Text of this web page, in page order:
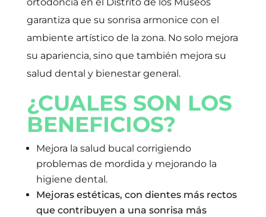
ortodoncia en el Distrito de los Museos
garantiza que su sonrisa armonice con el
ambiente artístico de la zona. No solo mejora
su apariencia, sino que también mejora su
salud dental y bienestar general.
¿CUALES SON LOS
BENEFICIOS?
Mejora la salud bucal corrigiendo
problemas de mordida y mejorando la
higiene dental.
Mejoras estéticas, con dientes más rectos
que contribuyen a una sonrisa más